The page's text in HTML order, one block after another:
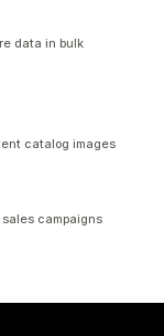
data in bulk
catalog images
campaigns